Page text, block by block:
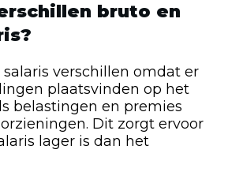
bruto en
verschillen omdat er
plaatsvinden op het
belastingen en premies
Dit zorgt ervoor
lager is dan het